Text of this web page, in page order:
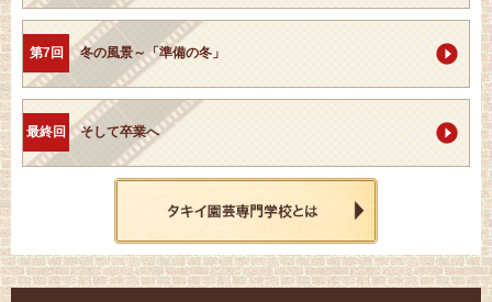
第7回 冬の風景～「準備の冬」
最終回 そして卒業へ